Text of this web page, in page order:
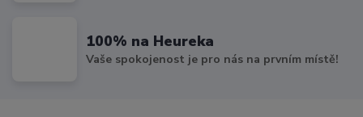
100% na Heureka
Vaše spokojenost je pro nás na prvním místě!